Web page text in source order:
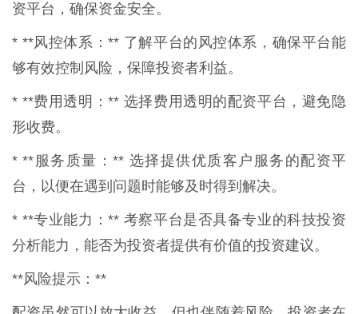
资平台，确保资金安全。
* **风控体系：** 了解平台的风控体系，确保平台能
够有效控制风险，保障投资者利益。
* **费用透明：** 选择费用透明的配资平台，避免隐
形收费。
* **服务质量：** 选择提供优质客户服务的配资平
台，以便在遇到问题时能够及时得到解决。
* **专业能力：** 考察平台是否具备专业的科技投资
分析能力，能否为投资者提供有价值的投资建议。
**风险提示：**